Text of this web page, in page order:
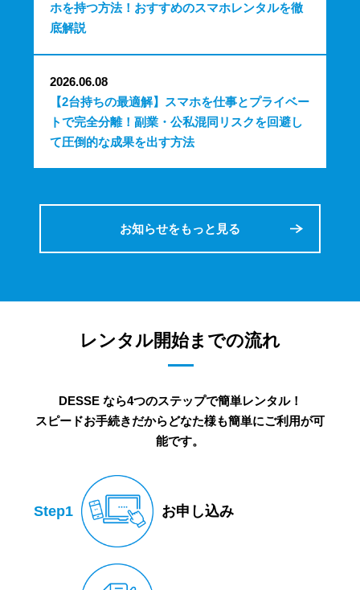
ホを持つ方法！おすすめのスマホレンタルを徹
底解説
2026.06.08
【2台持ちの最適解】スマホを仕事とプライベー
トで完全分離！副業・公私混同リスクを回避し
て圧倒的な成果を出す方法
お知らせをもっと見る
レンタル開始までの流れ
DESSE なら4つのステップで簡単レンタル！
スピードお手続きだからどなた様も簡単にご利用が可
能です。
Step1 お申し込み